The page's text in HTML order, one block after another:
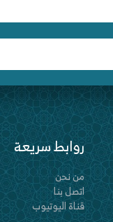
روابط سريعة
من نحن
اتصل بنا
قناة اليوتيوب